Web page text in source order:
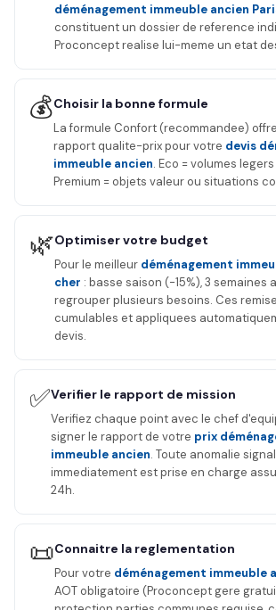
déménagement immeuble ancien
constituent un dossier de reference
Proconcept realise lui-meme un etat
💰Choisir la bonne formule
La formule Confort (recommandee)
rapport qualite-prix pour votre devis
immeuble ancien. Eco = volumes
Premium = objets valeur ou situations
🌿Optimiser votre budget
Pour le meilleur déménagement
cher : basse saison (-15%), 3 semaines
regrouper plusieurs besoins. Ces
cumulables et appliquees
devis.
✅Verifier le rapport de mission
Verifiez chaque point avec le chef
signer le rapport de votre prix
immeuble ancien. Toute anomalie
immediatement est prise en charge
24h.
📜Connaitre la reglementation
Pour votre déménagement immeuble
AOT obligatoire (Proconcept gere